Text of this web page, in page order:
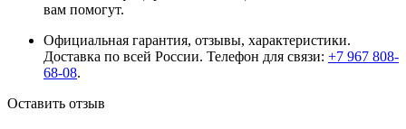
вам помогут.
Официальная гарантия, отзывы, характеристики.
Доставка по всей России. Телефон для связи: +7 967 808-
68-08.
Оставить отзыв